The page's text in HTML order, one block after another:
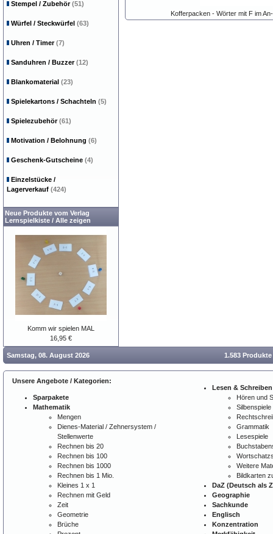
Kofferpacken - Wörter mit F im
Stempel / Zubehör(51)
Würfel / Steckwürfel (63)
Uhren / Timer(7)
Sanduhren / Buzzer(12)
Blankomaterial (23)
Spielekartons / Schachteln (5)
Spielezubehör(61)
Motivation / Belohnung (6)
Geschenk-Gutscheine (4)
Einzelstücke /
Lagerverkauf (424)
Neue Produkte vom Verlag
Lernspielkiste / Alle zeigen
Komm wir spielen MAL
16,95 €
Samstag, 08. August 2026 1.583
Unsere Angebote / Kategorien:
Sparpakete
Mathematik
Mengen
Dienes-Material / Zehnersystem /
Stellenwerte
Rechnen bis 20
Rechnen bis 100
Rechnen bis 1000
Rechnen bis 1 Mio.
Kleines 1 x 1
Rechnen mit Geld
Zeit
Geometrie
Brüche
Lesen & Schreiben
Hören und
Silbenspiele
Grammatik
Lesespiele
Weitere
Bildkarten
DaZ (Deutsch als
Geographie
Sachkunde
Englisch
Konzentration